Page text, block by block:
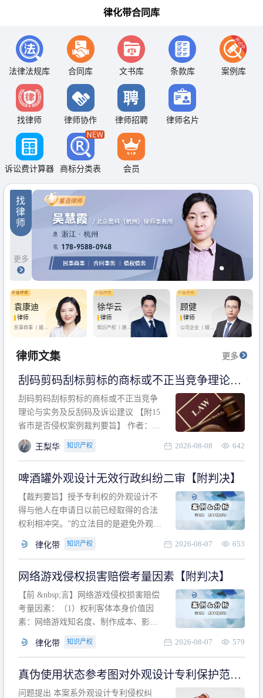
律化带合同库
法律法规库 合同库 文书库 条款库 案例库
找律师 律师协作 律师招聘 律师名片
诉讼费计算器 商标分类表 会员
找
律
师
更多
袁康迪
律师
民事商事 丨 婚姻
徐华云
律师
知识产权 丨 建设
顾健
律师
公司企业 丨婚姻
房产纠纷
律师文集 更多
刮码剪码刮标剪标的商标或不正当竞争理论与
实务及反刮码及诉讼建议 【附15省市是否侵权
案例裁判要旨】
刮码剪码刮标剪标的商标或不正当竞争
理论与实务及反刮码及诉讼建议 【附15
省市是否侵权案例裁判要旨】 作者：浙
江杭知桥律师事务所 王梨华 周靖超 【导
读】 第一部分：刮码剪码刮标剪标的商
诉讼建议 第二部分：15省市是否侵权案
例的裁判要旨 目录 第一部分、刮码剪码
刮
王梨华 知识产权 2026-08-08 642
啤酒罐外观设计无效行政纠纷二审【附判决】
【裁判要旨】授予专利权的外观设计不
得与他人在申请日以前已经取得的合法
权利相冲突。”的立法目的是避免外观设
冲突。基于此，凡是因该外观设计的实
于该款规定的规制范畴。“合法权利”不宜
作狭义解释，一般情况下，只要依法享
有的、在本专利申请日之
律化带 知识产权 2026-08-07 653
网络游戏侵权损害赔偿考量因素【附判决】
【前 &nbsp;言】网络游戏侵权损害赔偿
考量因素：（1）权利客体本身价值因
素：网络游戏知名度、制作成本、影响
利角度因素：被诉侵权游戏销售数量、
人数、活跃人数、市场占用率；（3）被
告主观因素：被告的主观恶意、是否明
律化带 知识产权 2026-08-07 579
真伪使用状态参考图对外观设计专利保护范围
的影响
问题提出 本案系外观设计专利侵权纠